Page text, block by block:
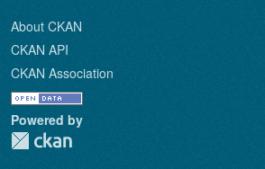
About CKAN
CKAN API
CKAN Association
Powered by